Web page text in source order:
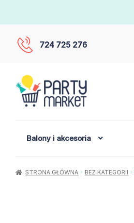
724 725 276
Balony i akcesoria
STRONA GŁÓWNA BEZ KATEGORII